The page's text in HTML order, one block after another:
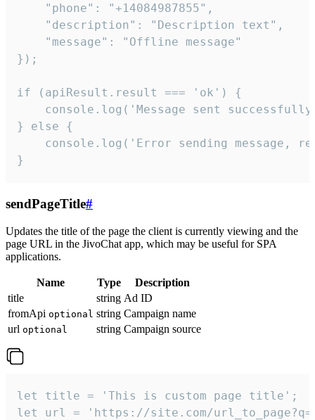
    "phone": "+14084987855",
    "description": "Description text",
    "message": "Offline message"
});
if (apiResult.result === 'ok') {
console.log('Message sent
} else {
console.log('Error sending message,
}
sendPageTitle#
Updates the title of the page the client is currently viewing and the
page URL in the JivoChat app, which may be useful for SPA
applications.
Name Type
Description
title
string Ad ID
fromApi optional string Campaign name
url optional string Campaign source
let title = 'This is custom page title';
let url = 'https://site.com/